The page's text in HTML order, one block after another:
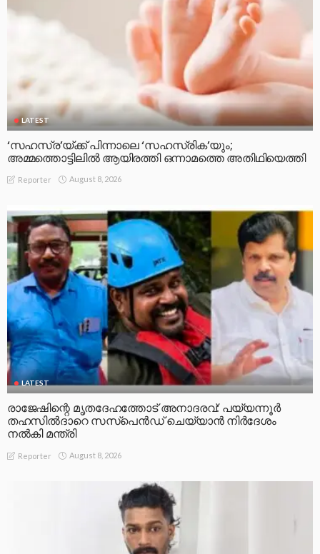
LATEST
‘സഹസ്ര’യ്ക്ക് പിന്നാലെ ‘സഹസ്രിക’യും;
അമ്മത്തൊട്ടിലിൽ ആയിരത്തി ഒന്നാമത്തെ അതിഥിയെത്തി
Reporter August 8, 2026
LATEST
രാജേഷിന്റെ മൃതദേഹത്തോട് അനാദരവ്: പയ്യന്നൂർ
തഹസിൽദാറെ സസ്പെൻഡ് ചെയ്യാൻ നിർദേശം
നൽകി മന്ത്രി
Reporter August 8, 2026